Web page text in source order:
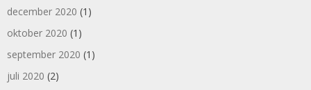
december 2020 (1)
oktober 2020 (1)
september 2020 (1)
juli 2020 (2)